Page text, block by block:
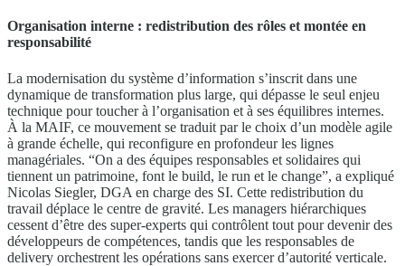
Organisation interne : redistribution des rôles et montée en
responsabilité
La modernisation du système d’information s’inscrit dans une
dynamique de transformation plus large, qui dépasse le seul enjeu
technique pour toucher à l’organisation et à ses équilibres internes.
À la MAIF, ce mouvement se traduit par le choix d’un modèle agile
à grande échelle, qui reconfigure en profondeur les lignes
managériales. “On a des équipes responsables et solidaires qui
tiennent un patrimoine, font le build, le run et le change”, a expliqué
Nicolas Siegler, DGA en charge des SI. Cette redistribution du
travail déplace le centre de gravité. Les managers hiérarchiques
cessent d’être des super-experts qui contrôlent tout pour devenir des
développeurs de compétences, tandis que les responsables de
delivery orchestrent les opérations sans exercer d’autorité verticale.